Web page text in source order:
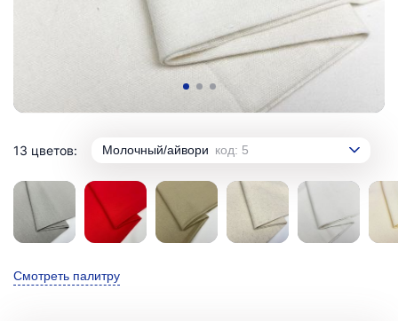
13 цветов: Молочный/айвори код: 5
Смотреть палитру